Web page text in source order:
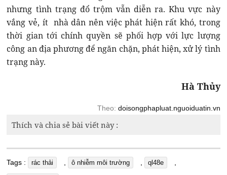
nhưng tình trạng đổ trộm vẫn diễn ra. Khu vực này
vắng vẻ, ít nhà dân nên việc phát hiện rất khó, trong
thời gian tới chính quyền sẽ phối hợp với lực lượng
công an địa phương để ngăn chặn, phát hiện, xử lý tình
trạng này.
Hà Thủy
Theo: doisongphapluat.nguoiduatin.vn
Thích và chia sẻ bài viết này :
Tags : rác thải ô nhiễm môi trường ql48e